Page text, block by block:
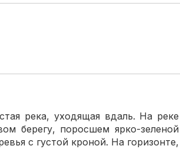
река, уходящая вдаль. На реке
берегу, поросшем ярко-зеленой
с густой кроной. На горизонте,